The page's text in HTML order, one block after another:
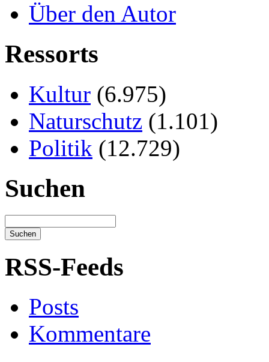
Über den Autor
Ressorts
Kultur (6.975)
Naturschutz (1.101)
Politik (12.729)
Suchen
RSS-Feeds
Posts
Kommentare